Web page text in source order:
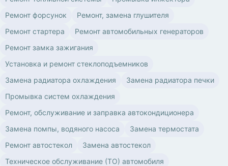
Ремонт форсунок
Ремонт, замена глушителя
Ремонт стартера
Ремонт автомобильных генераторов
Ремонт замка зажигания
Установка и ремонт стеклоподъемников
Замена радиатора охлаждения
Замена радиатора печки
Промывка систем охлаждения
Ремонт, обслуживание и заправка автокондиционера
Замена помпы, водяного насоса
Замена термостата
Ремонт автостекол
Замена автостекол
Техническое обслуживание (ТО) автомобиля